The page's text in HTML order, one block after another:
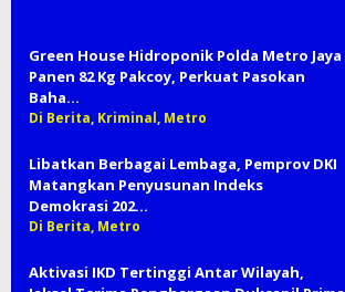
Green House Hidroponik Polda Metro Jaya
Panen 82 Kg Pakcoy, Perkuat Pasokan
Baha…
Di Berita, Kriminal, Metro
Libatkan Berbagai Lembaga, Pemprov DKI
Matangkan Penyusunan Indeks
Demokrasi 202…
Di Berita, Metro
Aktivasi IKD Tertinggi Antar Wilayah,